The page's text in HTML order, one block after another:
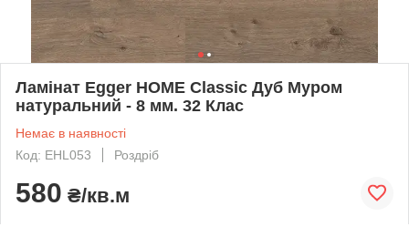
Ламінат Egger HOME Classic Дуб Муром
натуральний - 8 мм. 32 Клас
Немає в наявності
Код: EHL053
Роздріб
580 ₴/кв.м